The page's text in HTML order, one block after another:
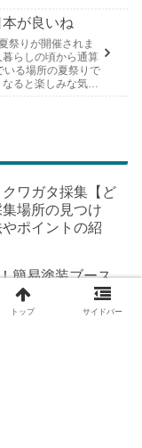
が良いね
祭りが開催されま
らしの頃から通算
いる場所の夏祭りで
ると楽しみな気持
ワガタ採集【ど
場所の見つけ
ポイントの紹
簡易塗装ブース
トップ サイドバー